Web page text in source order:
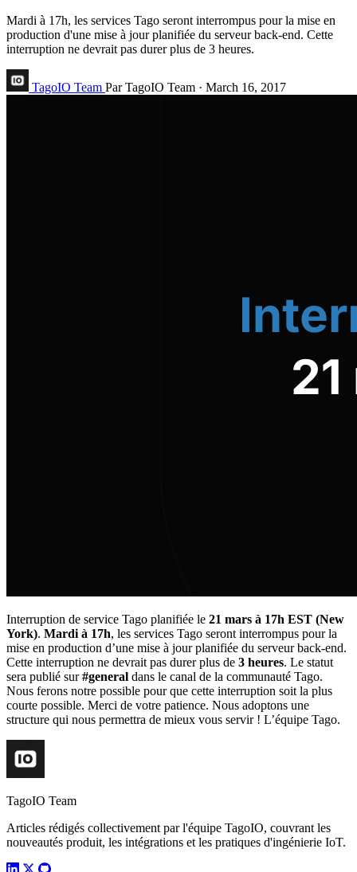
Mardi à 17h, les services Tago seront interrompus pour la mise en
production d'une mise à jour planifiée du serveur back-end. Cette
interruption ne devrait pas durer plus de 3 heures.
TagoIO Team Par TagoIO Team · March 16, 2017
Interruption de service Tago planifiée le 21 mars à 17h EST (New
York). Mardi à 17h, les services Tago seront interrompus pour la
mise en production d’une mise à jour planifiée du serveur back-end.
Cette interruption ne devrait pas durer plus de 3 heures. Le statut
sera publié sur#general dans le canal de la communauté Tago.
Nous ferons notre possible pour que cette interruption soit la plus
courte possible. Merci de votre patience. Nous adoptons une
structure qui nous permettra de mieux vous servir ! L’équipe Tago.
TagoIO Team
Articles rédigés collectivement par l'équipe TagoIO, couvrant les
nouveautés produit, les intégrations et les pratiques d'ingénierie IoT.